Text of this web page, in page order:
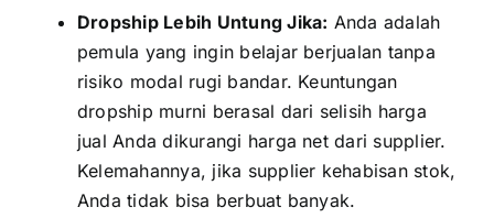
Dropship Lebih Untung Jika: Anda adalah
pemula yang ingin belajar berjualan tanpa
risiko modal rugi bandar. Keuntungan
dropship murni berasal dari selisih harga
jual Anda dikurangi harga net dari supplier.
Kelemahannya, jika supplier kehabisan stok,
Anda tidak bisa berbuat banyak.